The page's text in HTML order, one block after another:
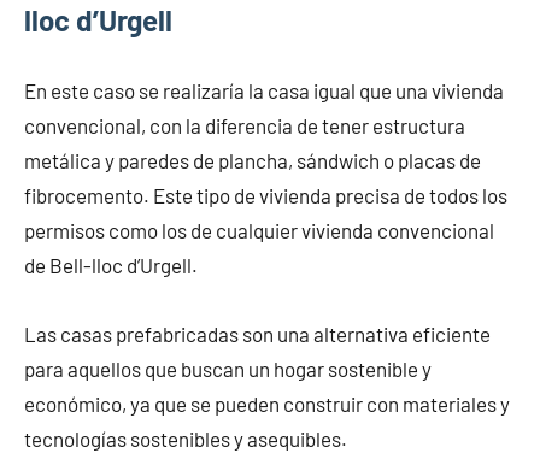
lloc d’Urgell
En este caso se realizaría la casa igual que una vivienda
convencional, con la diferencia de tener estructura
metálica y paredes de plancha, sándwich o placas de
fibrocemento. Este tipo de vivienda precisa de todos los
permisos como los de cualquier vivienda convencional
de Bell-lloc d’Urgell.
Las casas prefabricadas son una alternativa eficiente
para aquellos que buscan un hogar sostenible y
económico, ya que se pueden construir con materiales y
tecnologías sostenibles y asequibles.